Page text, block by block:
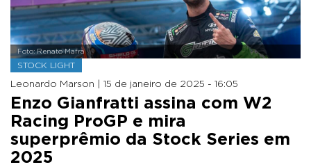
Foto: Renato Mafra
STOCK LIGHT
Leonardo Marson | 15 de janeiro de 2025 - 16:05
Enzo Gianfratti assina com W2
Racing ProGP e mira
superprêmio da Stock Series em
2025